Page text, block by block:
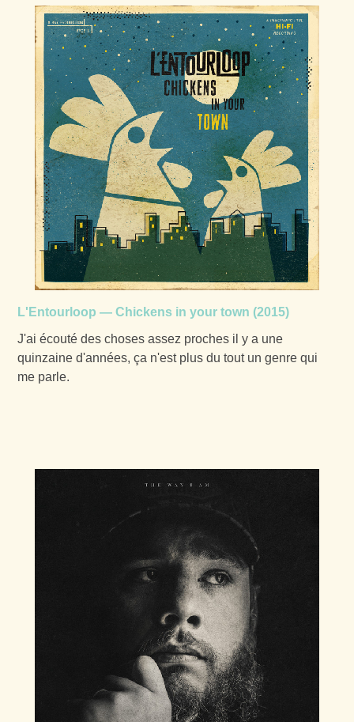
L'Entourloop —Chickens in your town (2015)
J'ai écouté des choses assez proches il y a une
quinzaine d'années, ça n'est plus du tout un genre qui
me parle.